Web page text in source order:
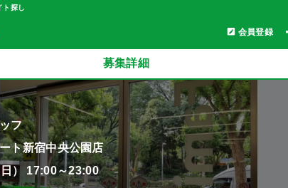
ト探し
会員登録
募集詳細
フ
ト新宿中央公園店
） 17:00～23:00